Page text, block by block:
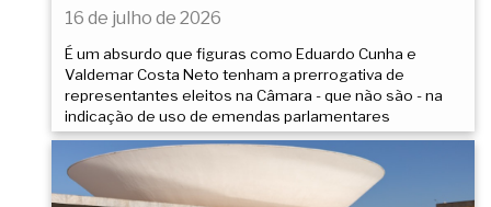
16 de julho de 2026
É um absurdo que figuras como Eduardo Cunha e
Valdemar Costa Neto tenham a prerrogativa de
representantes eleitos na Câmara - que não são - na
indicação de uso de emendas parlamentares